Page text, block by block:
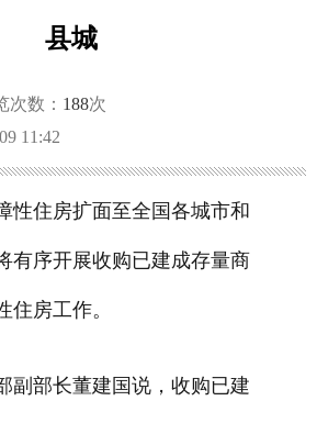
县城
次数： 188次
11:42
性住房扩面至全国各城市和
有序开展收购已建成存量商
住房工作。
副部长董建国说，收购已建